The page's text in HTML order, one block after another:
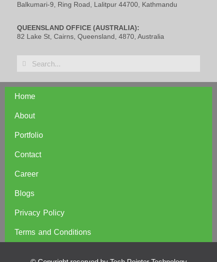
Balkumari-9, Ring Road, Lalitpur 44700, Kathmandu
QUEENSLAND OFFICE (AUSTRALIA):
82 Lake St, Cairns, Queensland, 4870, Australia
Home
About
Portfolio
Contact
Career
Blogs
Privacy Policy
Terms and Conditions